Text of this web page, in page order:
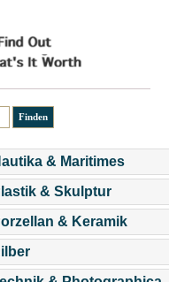
& Maritimes
& Skulptur
& Keramik